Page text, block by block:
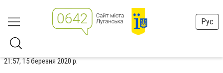
Рус
21:57, 15 березня 2020 р.